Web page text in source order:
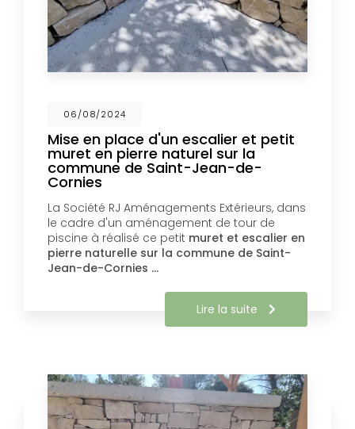
06/08/2024
Mise en place d'un escalier et petit
muret en pierre naturel sur la
commune de Saint-Jean-de-
Cornies
La Société RJ Aménagements Extérieurs, dans
le cadre d'un aménagement de tour de
piscine à réalisé ce petit muret et escalier en
pierre naturelle sur la commune de Saint-
Jean-de-Cornies …
Lire la suite